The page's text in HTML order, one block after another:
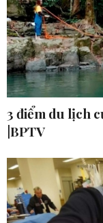
3 điểm du lịch
|BPTV